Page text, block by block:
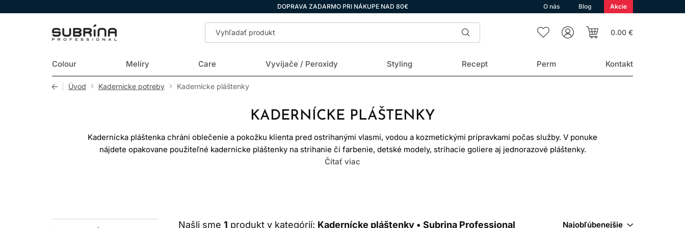
DOPRAVA ZADARMO PRI NÁKUPE NAD 80€ O nás Blog Akcie
LOMAX 0.00 €
Colour Melíry Care Vyvíjače / Peroxidy Styling Recept Perm Kontakt
Úvod Kadernícke potreby Kadernícke pláštenky
KADERNÍCKE PLÁŠTENKY
Kadernícka pláštenka chráni oblečenie a pokožku klienta pred ostrihanými vlasmi, vodou a kozmetickými prípravkami počas služby. V ponuke
nájdete opakovane použiteľné kadernícke pláštenky na strihanie či farbenie, detské modely, strihacie goliere aj jednorazové pláštenky.
Jednotlivé varianty sa líšia rozmerom, materiálom, zapínaním a úrovňou ochrany. Pláštenka vhodná na suchý strih preto nemusí byť
Pri strihaní je dôležitý hladký povrch, po ktorom krátke vlasy ľahko skĺznu, nízka hmotnosť a dostatočný rozmer. Kadernícka pláštenka nemá
Čítať viac
Našli sme 1 produkt v kategórií: Kadernícke pláštenky • Subrina Professional Najobľúbenejšie